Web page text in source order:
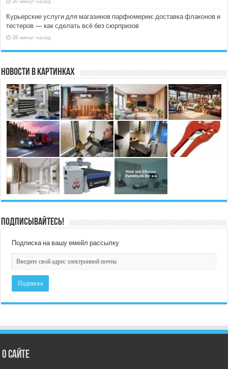
Курьерские услуги для магазинов парфюмерии: доставка флаконов и
тестеров — как сделать всё без сюрпризов
28 минут назад
Новости в картинках
Подписывайтесь!
Подписка на вашу емейл рассылку
О сайте